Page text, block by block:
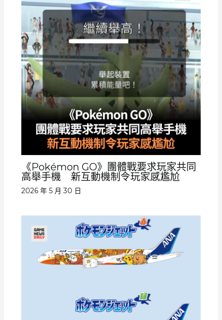
《Pokémon GO》團體戰要求玩家共同
高舉手機 新互動機制令玩家感尷尬
2026 年 5 月 30 日